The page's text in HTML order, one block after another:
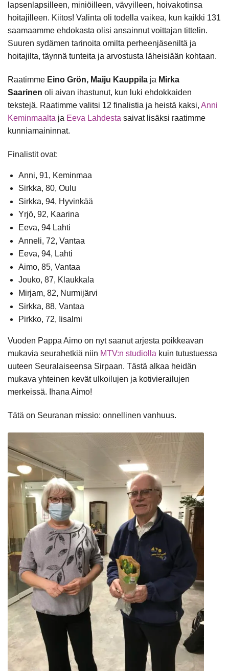
lapsenlapsilleen, miniöilleen, vävyilleen, hoivakotinsa
hoitajilleen. Kiitos! Valinta oli todella vaikea, kun kaikki 131
saamaamme ehdokasta olisi ansainnut voittajan tittelin.
Suuren sydämen tarinoita omilta perheenjäseniltä ja
hoitajilta, täynnä tunteita ja arvostusta läheisiään kohtaan.
Raatimme Eino Grön, Maiju Kauppila ja Mirka
Saarinen oli aivan ihastunut, kun luki ehdokkaiden
tekstejä. Raatimme valitsi 12 finalistia ja heistä kaksi, Anni
Keminmaalta ja Eeva Lahdesta saivat lisäksi raatimme
kunniamaininnat.
Finalistit ovat:
Anni, 91, Keminmaa
Sirkka, 80, Oulu
Sirkka, 94, Hyvinkää
Yrjö, 92, Kaarina
Eeva, 94 Lahti
Anneli, 72, Vantaa
Eeva, 94, Lahti
Aimo, 85, Vantaa
Jouko, 87, Klaukkala
Mirjam, 82, Nurmijärvi
Sirkka, 88, Vantaa
Pirkko, 72, Iisalmi
Vuoden Pappa Aimo on nyt saanut arjesta poikkeavan
mukavia seurahetkiä niin MTV:n studiolla kuin tutustuessa
uuteen Seuralaiseensa Sirpaan. Tästä alkaa heidän
mukava yhteinen kevät ulkoilujen ja kotivierailujen
merkeissä. Ihana Aimo!
Tätä on Seuranan missio: onnellinen vanhuus.